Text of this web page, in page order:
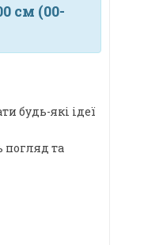
см (00-
будь-які ідеї
погляд та